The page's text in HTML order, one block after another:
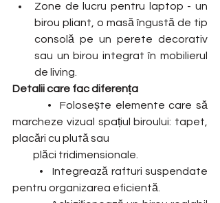
Zone de lucru pentru laptop - un
birou pliant, o masă îngustă de tip
consolă pe un perete decorativ
sau un birou integrat în mobilierul
de living.
Detalii care fac diferența
marcheze vizual spațiul biroului: tapet,
placări cu plută sau
          plăci tridimensionale.
pentru organizarea eficientă.